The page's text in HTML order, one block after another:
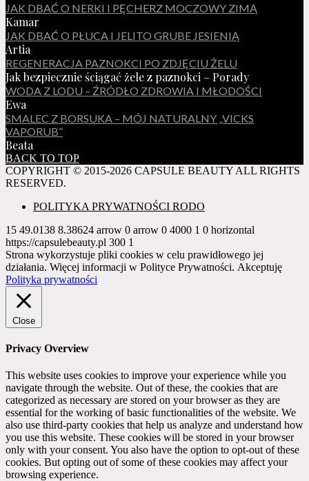
JAK DBAĆ O NERKI I PĘCHERZ MOCZOWY ZIMĄ
Kamar
JAK DBAĆ O PŁUCA I JELITO GRUBE JESIENIĄ
Artia
REGENERACJA PAZNOKCI PO ZDJĘCIU ŻELU
Jak bezpiecznie ściągać żele z paznokci – Porady
WODA Z LODU – ŹRÓDŁO ZDROWIA I MŁODOŚCI
Ewa
SMALEC Z BORSUKA – MÓJ NATURALNY „VICKS
VAPORUB”
Beata
BACK TO TOP
COPYRIGHT © 2015-2026 CAPSULE BEAUTY ALL RIGHTS
RESERVED.
POLITYKA PRYWATNOŚCI RODO
15 49.0138 8.38624 arrow 0 arrow 0 4000 1 0 horizontal
https://capsulebeauty.pl 300 1
Strona wykorzystuje pliki cookies w celu prawidłowego jej
działania. Więcej informacji w Polityce Prywatności. Akceptuję
Polityka prywatności
Close
Privacy Overview
This website uses cookies to improve your experience while you
navigate through the website. Out of these, the cookies that are
categorized as necessary are stored on your browser as they are
essential for the working of basic functionalities of the website. We
also use third-party cookies that help us analyze and understand how
you use this website. These cookies will be stored in your browser
only with your consent. You also have the option to opt-out of these
cookies. But opting out of some of these cookies may affect your
browsing experience.